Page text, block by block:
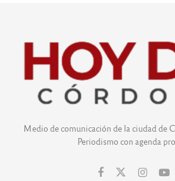
Medio de comunicación de la ciudad de
Periodismo con agenda